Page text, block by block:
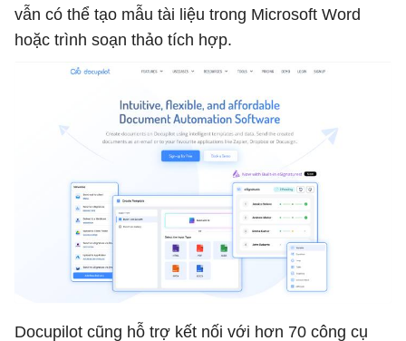
vẫn có thể tạo mẫu tài liệu trong Microsoft Word
hoặc trình soạn thảo tích hợp.
Docupilot cũng hỗ trợ kết nối với hơn 70 công cụ